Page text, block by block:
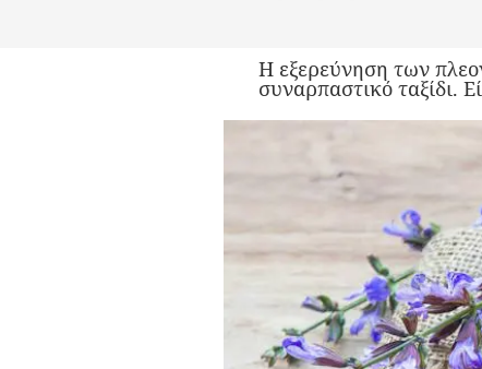
Η εξερεύνηση των
συναρπαστικό ταξίδι.